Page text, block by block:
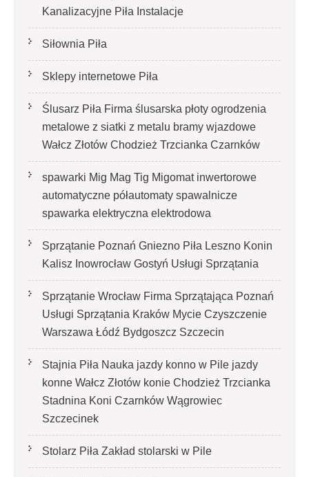
Kanalizacyjne Piła Instalacje
Siłownia Piła
Sklepy internetowe Piła
Ślusarz Piła Firma ślusarska płoty ogrodzenia
metalowe z siatki z metalu bramy wjazdowe
Wałcz Złotów Chodzież Trzcianka Czarnków
spawarki Mig Mag Tig Migomat inwertorowe
automatyczne półautomaty spawalnicze
spawarka elektryczna elektrodowa
Sprzątanie Poznań Gniezno Piła Leszno Konin
Kalisz Inowrocław Gostyń Usługi Sprzątania
Sprzątanie Wrocław Firma Sprzątająca Poznań
Usługi Sprzątania Kraków Mycie Czyszczenie
Warszawa Łódź Bydgoszcz Szczecin
Stajnia Piła Nauka jazdy konno w Pile jazdy
konne Wałcz Złotów konie Chodzież Trzcianka
Stadnina Koni Czarnków Wągrowiec
Szczecinek
Stolarz Piła Zakład stolarski w Pile